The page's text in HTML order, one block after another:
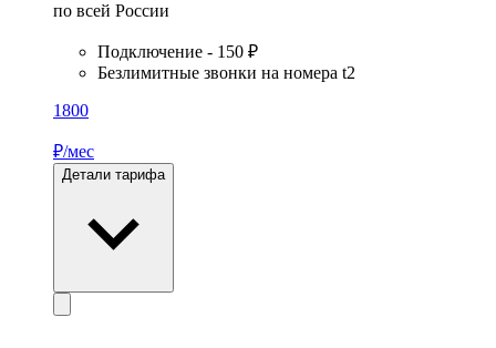
по всей России
Подключение - 150 ₽
Безлимитные звонки на номера t2
1800
₽/мес
Детали тарифа